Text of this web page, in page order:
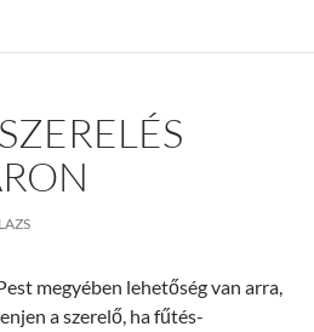
megyében lehetőség van arra,
a szerelő, ha fűtés-